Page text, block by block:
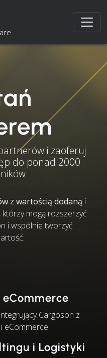
i zaoferuj
do ponad 2000
z wartością dodaną i
, którzy mogą rozszerzyć
i wspólnie tworzyć
eCommerce
Cargoson z
eCommerce.
i Logistyki